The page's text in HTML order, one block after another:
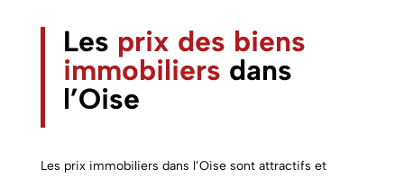
Les prix des biens
immobiliers dans
l’Oise
Les prix immobiliers dans l’Oise sont attractifs et